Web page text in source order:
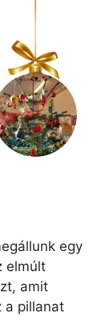
egy
elmúlt
amit
a pillanat